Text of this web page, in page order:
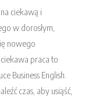
ciekawą i
w dorosłym,
nowego
ciekawa praca to
Business English.
czas, aby usiąść,